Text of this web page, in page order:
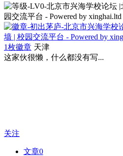
1枚徽章 天津
这家伙很懒，什么都没有写...
关注
文章0